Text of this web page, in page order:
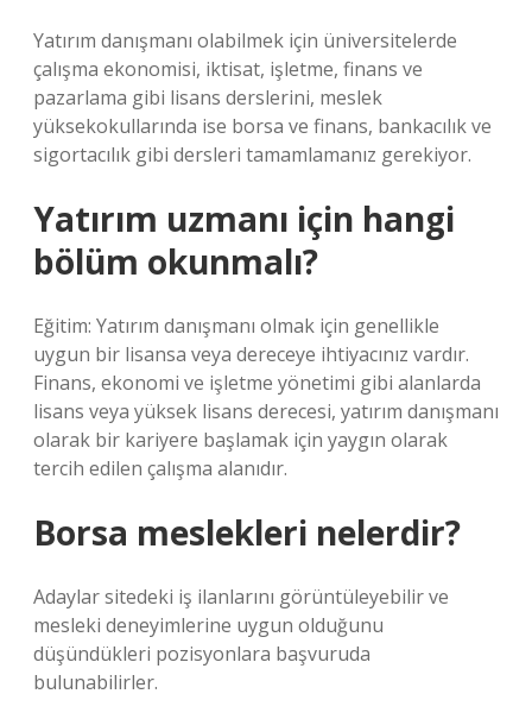
Yatırım danışmanı olabilmek için üniversitelerde
çalışma ekonomisi, iktisat, işletme, finans ve
pazarlama gibi lisans derslerini, meslek
yüksekokullarında ise borsa ve finans, bankacılık ve
sigortacılık gibi dersleri tamamlamanız gerekiyor.
Yatırım uzmanı için hangi
bölüm okunmalı?
Eğitim: Yatırım danışmanı olmak için genellikle
uygun bir lisansa veya dereceye ihtiyacınız vardır.
Finans, ekonomi ve işletme yönetimi gibi alanlarda
lisans veya yüksek lisans derecesi, yatırım danışmanı
olarak bir kariyere başlamak için yaygın olarak
tercih edilen çalışma alanıdır.
Borsa meslekleri nelerdir?
Adaylar sitedeki iş ilanlarını görüntüleyebilir ve
mesleki deneyimlerine uygun olduğunu
düşündükleri pozisyonlara başvuruda
bulunabilirler.